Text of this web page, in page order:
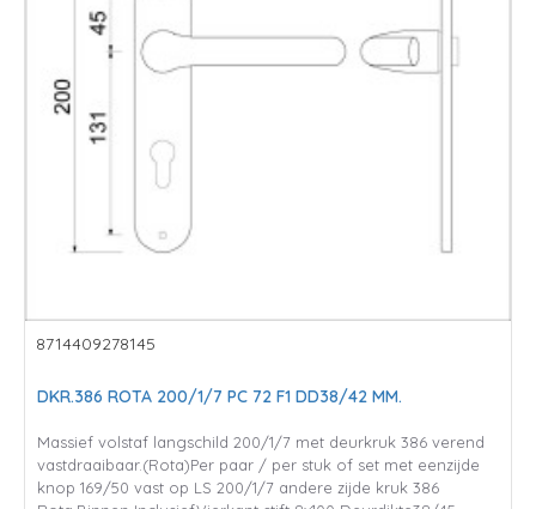
8714409278145
DKR.386 ROTA 200/1/7 PC 72 F1 DD38/42 MM.
Massief volstaf langschild 200/1/7 met deurkruk 386 verend
vastdraaibaar.(Rota)Per paar / per stuk of set met eenzijde
knop 169/50 vast op LS 200/1/7 andere zijde kruk 386